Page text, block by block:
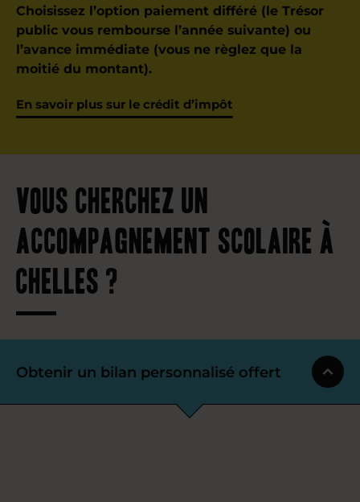
Choisissez l’option paiement différé (le Trésor
public vous rembourse l’année suivante) ou
l’avance immédiate (vous ne règlez que la
moitié du montant).
En savoir plus sur le crédit d’impôt
Vous cherchez un
accompagnement scolaire à
Chelles ?
Obtenir un bilan personnalisé offert